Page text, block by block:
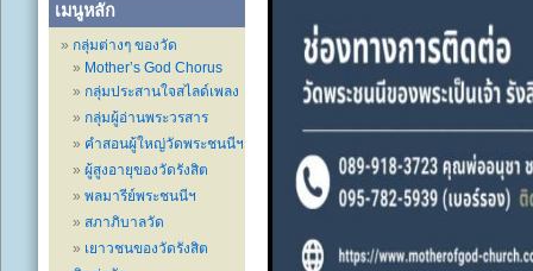
เมนูหลัก
กลุ่มต่างๆ ของวัด
Mother’s God Chorus
กลุ่มประสานใจสไลด์เพลง
กลุ่มผู้อ่านพระวรสาร
คำสอนผู้ใหญ่วัดพระชนนีฯ
ผู้สูงอายุของวัดรังสิต
พลมารีย์พระชนนีฯ
สภาภิบาลวัด
เยาวชนของวัดรังสิต